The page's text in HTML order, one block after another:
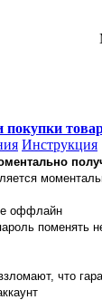
Инструкция
оффлайн
поменять
что